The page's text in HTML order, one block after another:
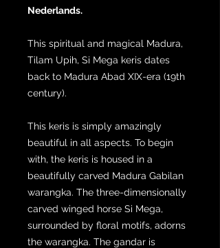
Nederlands.
This spiritual and magical Madura,
Tilam Upih, Si Mega keris dates
back to Madura Abad XIX-era (19th
century).
This keris is simply amazingly
beautiful in all aspects. To begin
with, the keris is housed in a
beautifully carved Madura Gabilan
warangka. The three-dimensionally
carved winged horse Si Mega,
surrounded by floral motifs, adorns
the warangka. The gandar is